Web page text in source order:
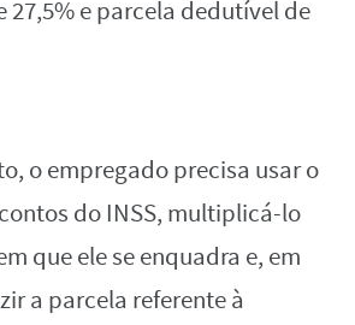
27,5% e parcela dedutível de
o empregado precisa usar o
do INSS, multiplicá-lo
que ele se enquadra e, em
a parcela referente à